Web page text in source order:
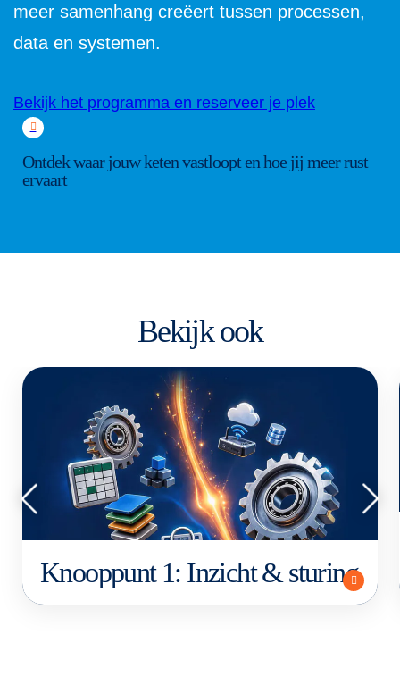
meer samenhang creëert tussen processen,
data en systemen.
Bekijk het programma en reserveer je plek
Ontdek waar jouw keten vastloopt en hoe jij meer rust
ervaart
Bekijk ook
Knooppunt 1: Inzicht & sturing